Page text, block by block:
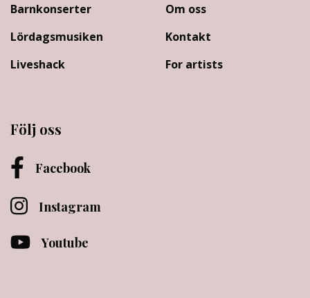
Barnkonserter
Lördagsmusiken
Liveshack
Om oss
Kontakt
For artists
Följ oss
Facebook
Instagram
Youtube